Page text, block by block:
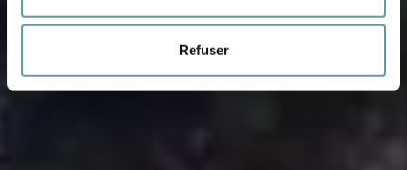
Refuser